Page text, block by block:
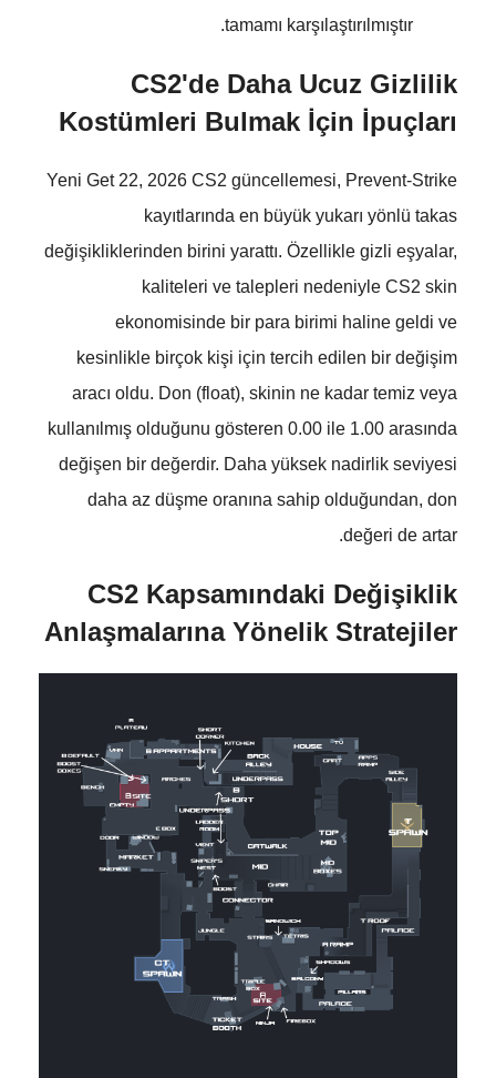
tamamı karşılaştırılmıştır.
CS2'de Daha Ucuz Gizlilik
Kostümleri Bulmak İçin İpuçları
Yeni Get 22, 2026 CS2 güncellemesi, Prevent-Strike
kayıtlarında en büyük yukarı yönlü takas
değişikliklerinden birini yarattı. Özellikle gizli eşyalar,
kaliteleri ve talepleri nedeniyle CS2 skin
ekonomisinde bir para birimi haline geldi ve
kesinlikle birçok kişi için tercih edilen bir değişim
aracı oldu. Don (float), skinin ne kadar temiz veya
kullanılmış olduğunu gösteren 0.00 ile 1.00 arasında
değişen bir değerdir. Daha yüksek nadirlik seviyesi
daha az düşme oranına sahip olduğundan, don
değeri de artar.
CS2 Kapsamındaki Değişiklik
Anlaşmalarına Yönelik Stratejiler